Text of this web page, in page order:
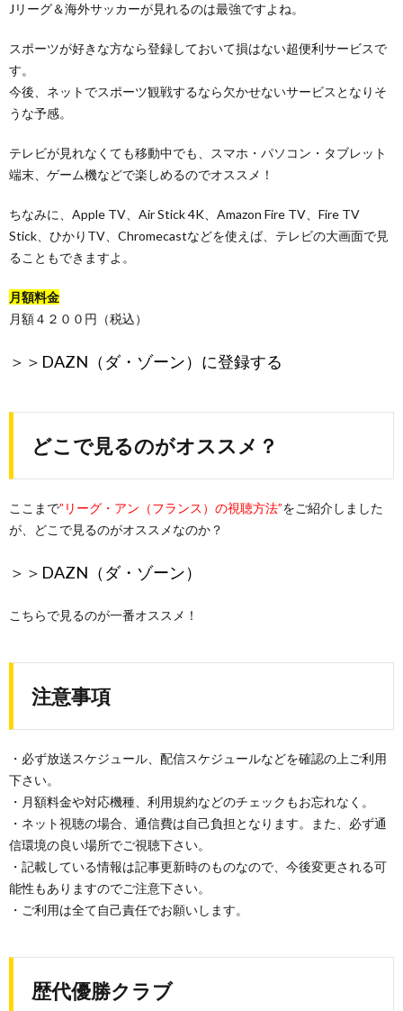
Jリーグ＆海外サッカーが見れるのは最強ですよね。
スポーツが好きな方なら登録しておいて損はない超便利サービスで
す。
今後、ネットでスポーツ観戦するなら欠かせないサービスとなりそ
うな予感。
テレビが見れなくても移動中でも、スマホ・パソコン・タブレット
端末、ゲーム機などで楽しめるのでオススメ！
ちなみに、Apple TV、Air Stick 4K、Amazon Fire TV、Fire TV
Stick、ひかりTV、Chromecastなどを使えば、テレビの大画面で見
ることもできますよ。
月額料金
月額４２００円（税込）
＞＞ DAZN（ダ・ゾーン）に登録する
どこで見るのがオススメ？
ここまで”リーグ・アン（フランス）の視聴方法”をご紹介しました
が、どこで見るのがオススメなのか？
＞＞ DAZN（ダ・ゾーン）
こちらで見るのが一番オススメ！
注意事項
・必ず放送スケジュール、配信スケジュールなどを確認の上ご利用
下さい。
・月額料金や対応機種、利用規約などのチェックもお忘れなく。
・ネット視聴の場合、通信費は自己負担となります。また、必ず通
信環境の良い場所でご視聴下さい。
・記載している情報は記事更新時のものなので、今後変更される可
能性もありますのでご注意下さい。
・ご利用は全て自己責任でお願いします。
歴代優勝クラブ